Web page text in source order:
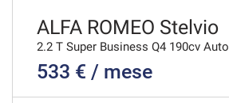
VEDI
1.015€/mese
36 Mesi
ALFA ROMEO Stelvio
2.2 T Super Business Q4 190cv Auto
533 € / mese